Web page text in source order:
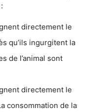
directement le
qu’ils ingurgitent la
de l’animal sont
directement le
consommation de la